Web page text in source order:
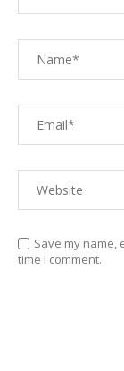
Save my name,
time I comment.